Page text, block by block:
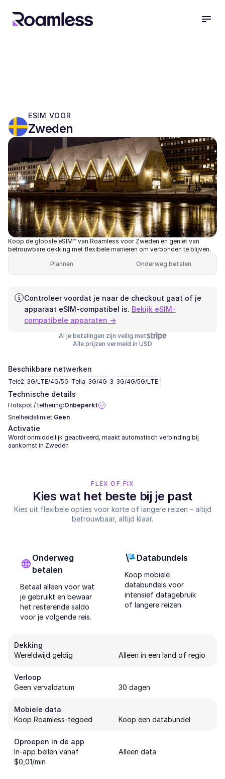
ESIM VOOR
Zweden
Koop de globale eSIM™ van Roamless voor Zweden en geniet van
betrouwbare dekking met flexibele manieren om verbonden te blijven.
Plannen
Onderweg betalen
Controleer voordat je naar de checkout gaat of je
apparaat eSIM-compatibel is. Bekijk eSIM-
compatibele apparaten →
Al je betalingen zijn veilig met
Alle prijzen vermeld in USD
Beschikbare netwerken
Tele2 3G/LTE/4G/5G Telia 3G/4G 3 3G/4G/5G/LTE
Technische details
Hotspot / tethering:Onbeperkt
Snelheidslimiet:Geen
Activatie
Wordt onmiddellijk geactiveerd, maakt automatisch verbinding bij
aankomst in Zweden
FLEX OF FIX
Kies wat het beste bij je past
Kies uit flexibele opties voor korte of langere reizen – altijd
betrouwbaar, altijd klaar.
Onderweg
betalen
Betaal alleen voor wat
je gebruikt en bewaar
het resterende saldo
voor je volgende reis.
Databundels
Koop mobiele
databundels voor
intensief datagebruik
of langere reizen.
Dekking
Wereldwijd geldig
Alleen in een land of regio
Verloop
Geen vervaldatum
30 dagen
Mobiele data
Koop Roamless-tegoed
Koop een databundel
Oproepen in de app
In-app bellen vanaf
$0,01/min
Alleen data